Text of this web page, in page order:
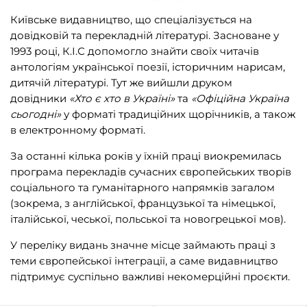
Київське видавництво, що спеціалізується на
довідковій та перекладній літературі. Засноване у
1993 році, К.І.С допомогло знайти своїх читачів
антологіям української поезії, історичним нарисам,
дитячій літературі. Тут же вийшли друком
довідники «Хто є хто в Україні»та «Офіційна Україна
сьогодні»у форматі традиційних щорічників, а також
в електронному форматі.
За останні кілька років у їхній праці виокремилась
програма перекладів сучасних європейських творів
соціального та гуманітарного напрямків загалом
(зокрема, з англійської, французької та німецької,
італійської, чеської, польської та новогрецької мов).
У переліку видань значне місце займають праці з
теми європейської інтеграції, а саме видавництво
підтримує суспільно важливі некомерційні проєкти.
Подарункові сертифікати(1)
ВИДАВНИЦТВА
Biblio.Center (3)
BookChef
OLEAN (2)
(13)
Steppe Lighthouse(2)
Алатон (25)
АССА